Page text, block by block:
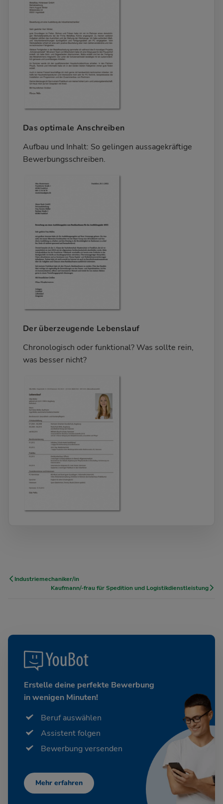
Das optimale Anschreiben
Aufbau und Inhalt: So gelingen aussagekräftige
Bewerbungsschreiben.
Der überzeugende Lebenslauf
Chronologisch oder funktional? Was sollte rein,
was besser nicht?
Industriemechaniker/in
Kaufmann/-frau für Spedition und Logistikdienstleistung
Erstelle deine perfekte Bewerbung
in wenigen Minuten!
Beruf auswählen
Assistent folgen
Bewerbung versenden
Mehr erfahren